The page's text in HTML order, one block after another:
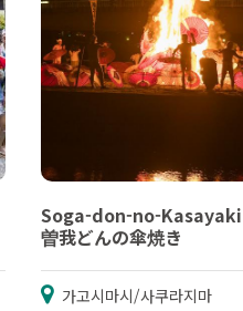
Soga-don-no-
曽我どんの傘焼き
가고시마시/사쿠라지마